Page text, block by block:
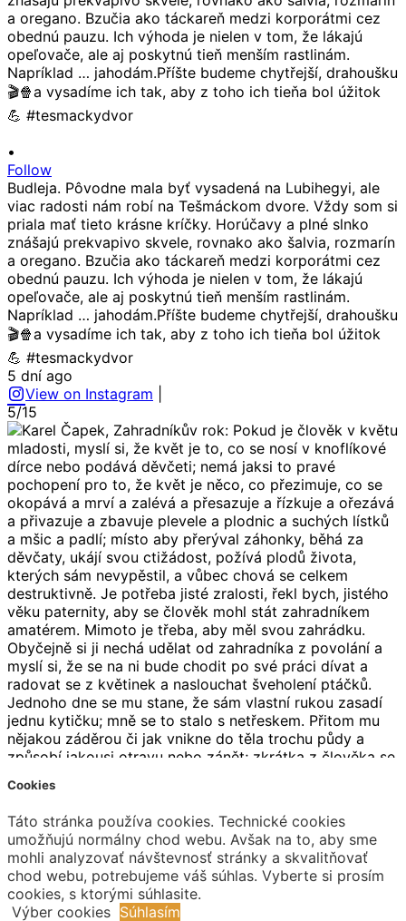
•
Follow
Budleja. Pôvodne mala byť vysadená na Lubihegyi, ale
viac radosti nám robí na Tešmáckom dvore. Vždy som si
priala mať tieto krásne kríčky. Horúčavy a plné slnko
znášajú prekvapivo skvele, rovnako ako šalvia, rozmarín
a oregano. Bzučia ako táckareň medzi korporátmi cez
obednú pauzu. Ich výhoda je nielen v tom, že lákajú
opeľovače, ale aj poskytnú tieň menším rastlinám.
Napríklad … jahodám.Příšte budeme chytřejší, drahoušku
🎬🍿a vysadíme ich tak, aby z toho ich tieňa bol úžitok
💪 #tesmackydvor
5 dní ago
View on Instagram
5/15
•
Follow
Karel Čapek, Zahradníkův rok: Pokud je člověk v květu
mladosti, myslí si, že květ je to, co se nosí v knoflíkové
Cookies
Táto stránka používa cookies. Technické cookies
umožňujú normálny chod webu. Avšak na to, aby sme
mohli analyzovať návštevnosť stránky a skvalitňovať
chod webu, potrebujeme váš súhlas. Vyberte si prosím
cookies, s ktorými súhlasite.
Výber cookies Súhlasím